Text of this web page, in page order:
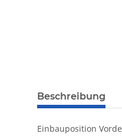
Beschreibung
Einbauposition